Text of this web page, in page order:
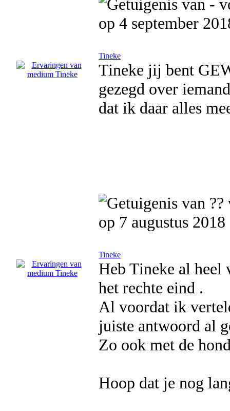
op 4 september
Tineke
Tineke jij bent
gezegd over
dat ik daar alles
op 7 augustus 2018
Tineke
Heb Tineke al heel
het rechte eind .
Al voordat ik
juiste antwoord al
Zo ook met de
Hoop dat je nog